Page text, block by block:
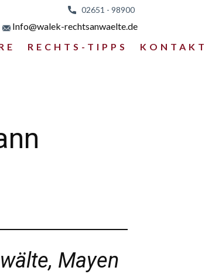
02651 - 98900
RECHTS-TIPPS
Info@walek-rechtsanwaelte.de
Mayen